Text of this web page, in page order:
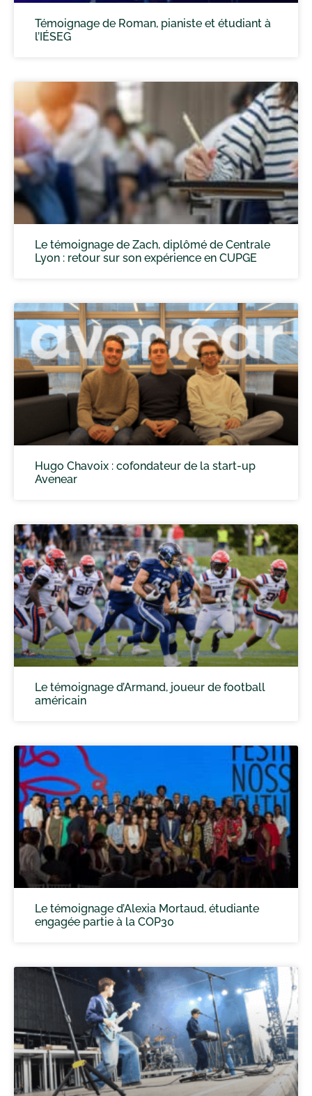
Témoignage de Roman, pianiste et étudiant à
l’IÉSEG
Le témoignage de Zach, diplômé de Centrale
Lyon : retour sur son expérience en CUPGE
Hugo Chavoix : cofondateur de la start-up
Avenear
Le témoignage d’Armand, joueur de football
américain
Le témoignage d’Alexia Mortaud, étudiante
engagée partie à la COP30